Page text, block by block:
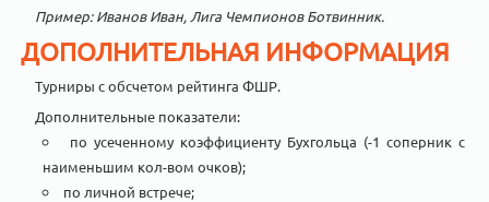
Пример: Иванов Иван, Лига Чемпионов Ботвинник.
ДОПОЛНИТЕЛЬНАЯ ИНФОРМАЦИЯ
Турниры с обсчетом рейтинга ФШР.
Дополнительные показатели:
по усеченному коэффициенту Бухгольца (-1 соперник с
наименьшим кол-вом очков);
по личной встрече;